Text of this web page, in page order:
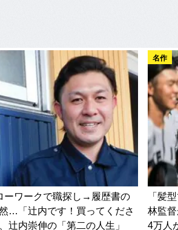
ーワークで職探し→履歴書の
…「辻内です！買ってくださ
辻内崇伸の「第二の人生」
名作
「髪
林監
4万人